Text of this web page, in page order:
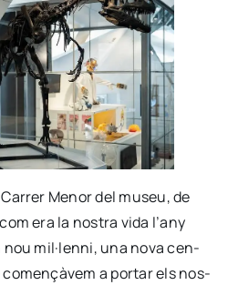
Menor del museu, de
era la nos­tra vida l’any
nou mil·lenni, una nova cen­
a por­tar els nos­